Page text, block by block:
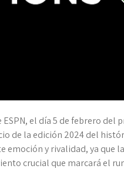
el día 5 de febrero del
de la edición 2024 del
emoción y rivalidad, ya que
crucial que marcará el